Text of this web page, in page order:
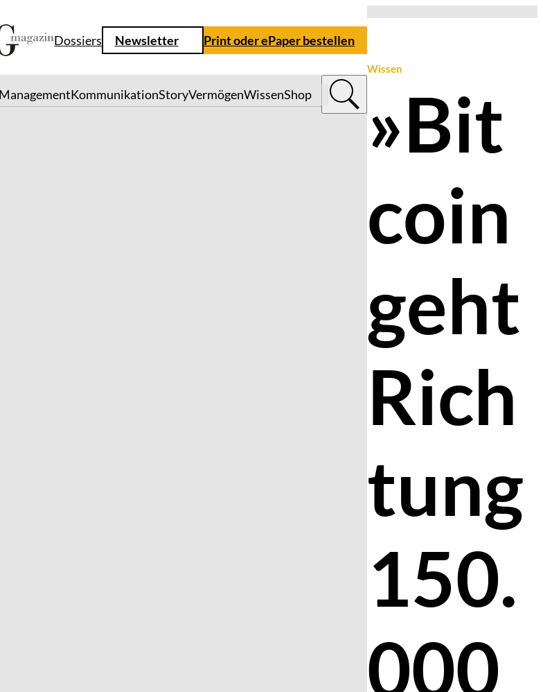
Dossiers Newsletter Print oder ePaper bestellen
KommunikationStoryVermögenWissenShop
Wissen
»Bit
coin
geht
Rich
tung
150.
000